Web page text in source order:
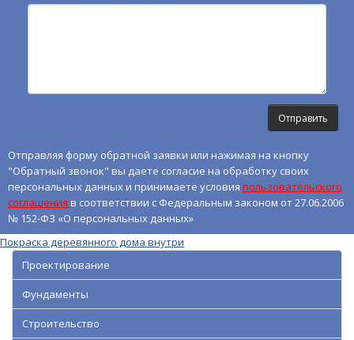
Отправляя форму обратной заявки или нажимая на кнопку
"Обратный звонок" вы даете согласие на обработку своих
персональных данных и принимаете условия пользовательского
соглашения в соответствии с Федеральным законом от 27.06.2006
№ 152-ФЗ «О персональных данных»
Покраска деревянного дома внутри
Проектирование
Фундаменты
Строительство